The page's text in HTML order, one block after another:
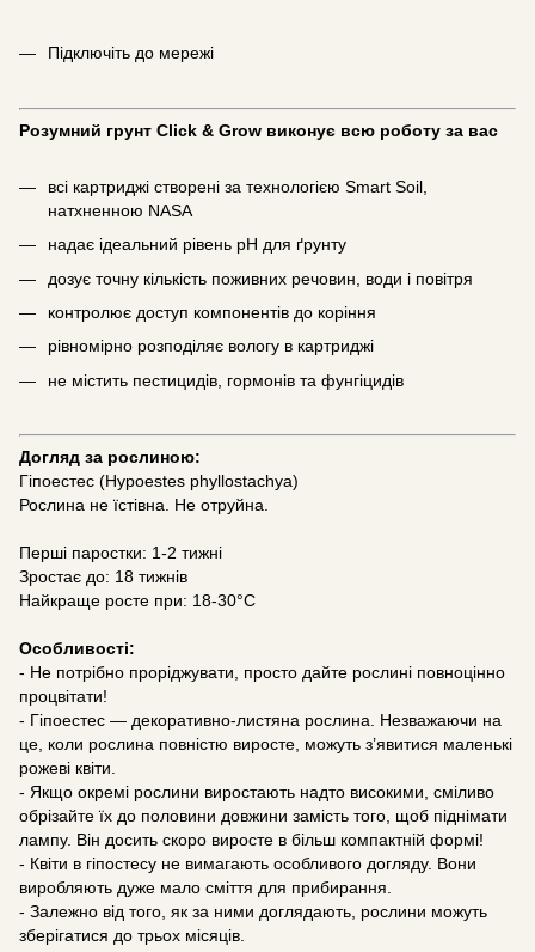
Підключіть до мережі
Розумний грунт Click & Grow виконує всю роботу за вас
всі картриджі створені за технологією Smart Soil,
натхненною NASA
надає ідеальний рівень pH для ґрунту
дозує точну кількість поживних речовин, води і повітря
контролює доступ компонентів до коріння
рівномірно розподіляє вологу в картриджі
не містить пестицидів, гормонів та фунгіцидів
Догляд за рослиною:
Гіпоестес (Hypoestes phyllostachya)
Рослина не їстівна. Не отруйна.
Перші паростки: 1-2 тижні
Зростає до: 18 тижнів
Найкраще росте при: 18-30°C
Особливості:
- Не потрібно проріджувати, просто дайте рослині повноцінно
процвітати!
- Гіпоестес — декоративно-листяна рослина. Незважаючи на
це, коли рослина повністю виросте, можуть з’явитися маленькі
рожеві квіти.
- Якщо окремі рослини виростають надто високими, сміливо
обрізайте їх до половини довжини замість того, щоб піднімати
лампу. Він досить скоро виросте в більш компактній формі!
- Квіти в гіпостесу не вимагають особливого догляду. Вони
виробляють дуже мало сміття для прибирання.
- Залежно від того, як за ними доглядають, рослини можуть
зберігатися до трьох місяців.